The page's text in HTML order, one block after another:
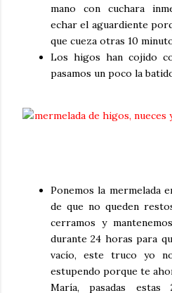
mano con cuchara
echar el aguardiente
que cueza otras 10
Los higos han cojido
pasamos un poco la
Ponemos la mermelada
de que no queden
cerramos y
durante 24 horas para
vacío, este truco yo
estupendo porque te
María, pasadas